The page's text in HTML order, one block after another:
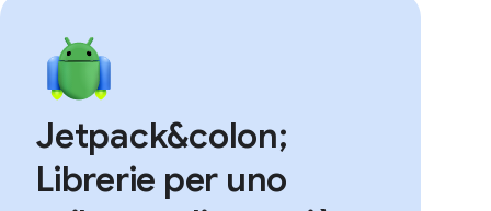
Jetpack&colon;
Librerie per uno